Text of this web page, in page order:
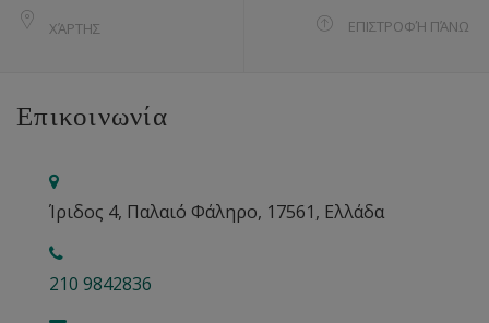
ΧΆΡΤΗΣ ΕΠΙΣΤΡΟΦΉ ΠΆΝΩ
Επικοινωνία
Ίριδος 4, Παλαιό Φάληρο, 17561, Ελλάδα
210 9842836